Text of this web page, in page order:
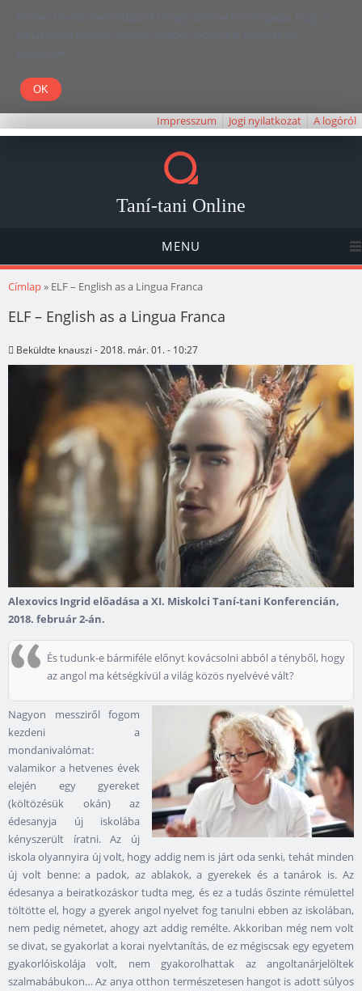
Kedves Olvasó! Weboldalunk böngészésével Ön elfogadja, hogy a
felhasználói élmény javítása céljából cookie-kat használunk.
Köszönjük!
Impresszum Jogi nyilatkozat A logóról
Taní-tani Online
MENU
Jelenlegi hely
Címlap» ELF – English as a Lingua Franca
ELF – English as a Lingua Franca
Beküldte knauszi - 2018. már. 01. - 10:27
Alexovics Ingrid előadása a XI. Miskolci Taní-tani Konferencián,
2018. február 2-án.
És tudunk-e bármiféle előnyt kovácsolni abból a tényből, hogy
az angol ma kétségkívül a világ közös nyelvévé vált?
Nagyon messziről fogom
kezdeni a
mondanivalómat:
valamikor a hetvenes évek
elején egy gyereket
(költözésük okán) az
édesanyja új iskolába
kényszerült íratni. Az új
iskola olyannyira új volt, hogy addig nem is járt oda senki, tehát minden
új volt benne: a padok, az ablakok, a gyerekek és a tanárok is. Az
édesanya a beiratkozáskor tudta meg, és ez a tudás őszinte rémülettel
töltötte el, hogy a gyerek angol nyelvet fog tanulni ebben az iskolában,
nem pedig németet, ahogy azt addig remélte. Akkoriban még nem volt
se divat, se gyakorlat a korai nyelvtanítás, de ez mégiscsak egy egyetem
gyakorlóiskolája volt, nem gyakorolhattak az angoltanárjelöltek
szalmabábukon… Az anya otthon természetesen hangot is adott súlyos